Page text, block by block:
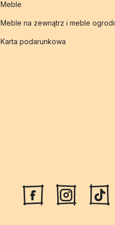
Meble
Meble na zewnątrz i meble
Karta podarunkowa